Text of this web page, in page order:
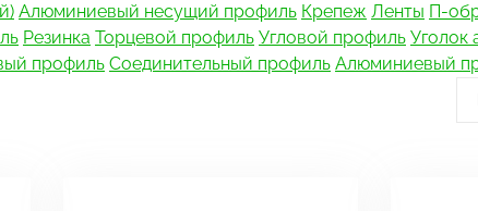
Алюминиевый несущий профиль Крепеж Ленты П-
Резинка Торцевой профиль Угловой профиль Уголок
профиль Соединительный профиль Алюминиевый